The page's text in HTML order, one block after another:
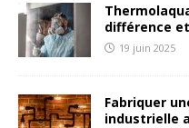
différence
19 juin 2025
Fabriquer
industrielle